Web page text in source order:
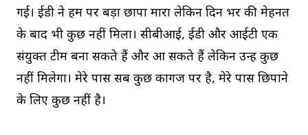
गई। ईडी ने हम पर बड़ा छापा मारा लेकिन दिन भर की मेहनत
के बाद भी कुछ नहीं मिला। सीबीआई, ईडी और आईटी एक
संयुक्त टीम बना सकते हैं और आ सकते हैं लेकिन उन्हें कुछ
नहीं मिलेगा। मेरे पास सब कुछ कागज पर है, मेरे पास छिपाने
के लिए कुछ नहीं है।